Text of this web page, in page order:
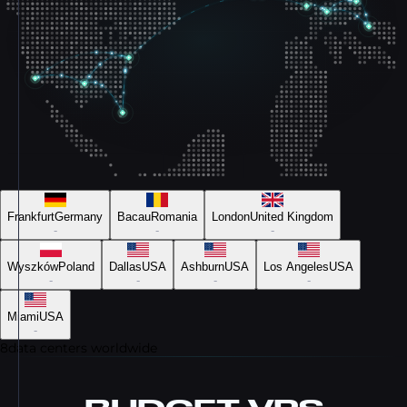
FrankfurtGermany
-
BacauRomania
-
LondonUnited Kingdom
-
WyszkówPoland
-
DallasUSA
-
AshburnUSA
-
Los AngelesUSA
-
MiamiUSA
-